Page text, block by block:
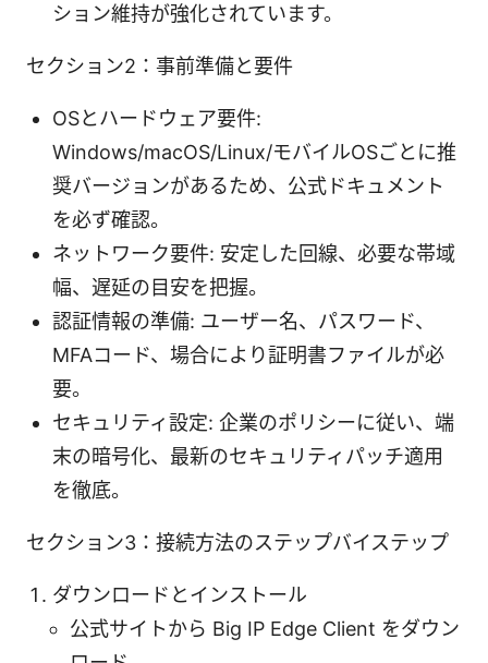
ション維持が強化されています。
セクション2：事前準備と要件
OSとハードウェア要件:
Windows/macOS/Linux/モバイルOSごとに推
奨バージョンがあるため、公式ドキュメント
を必ず確認。
ネットワーク要件: 安定した回線、必要な帯域
幅、遅延の目安を把握。
認証情報の準備: ユーザー名、パスワード、
MFAコード、場合により証明書ファイルが必
要。
セキュリティ設定: 企業のポリシーに従い、端
末の暗号化、最新のセキュリティパッチ適用
を徹底。
セクション3：接続方法のステップバイステップ
ダウンロードとインストール
公式サイトから Big IP Edge Client をダウン